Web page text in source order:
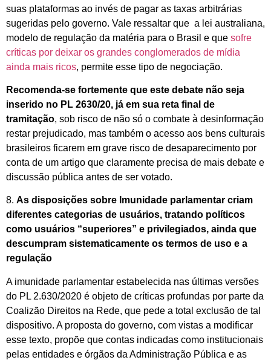
suas plataformas ao invés de pagar as taxas arbitrárias
sugeridas pelo governo. Vale ressaltar que a lei australiana,
modelo de regulação da matéria para o Brasil e que sofre
críticas por deixar os grandes conglomerados de mídia
ainda mais ricos, permite esse tipo de negociação.
Recomenda-se fortemente que este debate não seja
inserido no PL 2630/20, já em sua reta final de
tramitação, sob risco de não só o combate à desinformação
restar prejudicado, mas também o acesso aos bens culturais
brasileiros ficarem em grave risco de desaparecimento por
conta de um artigo que claramente precisa de mais debate e
discussão pública antes de ser votado.
8. As disposições sobre Imunidade parlamentar criam
diferentes categorias de usuários, tratando políticos
como usuários “superiores” e privilegiados, ainda que
descumpram sistematicamente os termos de uso e a
regulação
A imunidade parlamentar estabelecida nas últimas versões
do PL 2.630/2020 é objeto de críticas profundas por parte da
Coalizão Direitos na Rede, que pede a total exclusão de tal
dispositivo. A proposta do governo, com vistas a modificar
esse texto, propõe que contas indicadas como institucionais
pelas entidades e órgãos da Administração Pública e as